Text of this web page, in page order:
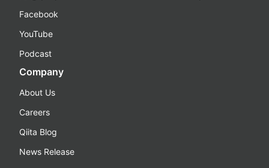
Facebook
YouTube
Podcast
Company
About Us
Careers
Qiita Blog
News Release